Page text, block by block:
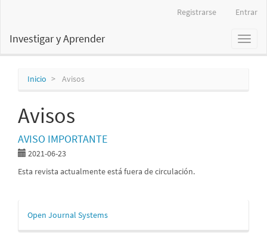
principal
Registrarse Entrar
Toggle
Investigar y Aprender
Inicio Avisos
Avisos
AVISO IMPORTANTE
2021-06-23
Esta revista actualmente está fuera de circulación.
Desarrollado
por
Open Journal Systems